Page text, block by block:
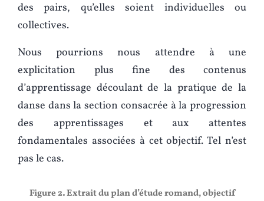
des pairs, qu’elles soient individuelles ou
collectives.
Nous pourrions nous attendre à une
explicitation plus fine des contenus
d’apprentissage découlant de la pratique de la
danse dans la section consacrée à la progression
des apprentissages et aux attentes
fondamentales associées à cet objectif. Tel n’est
pas le cas.
Figure 2. Extrait du plan d’étude romand, objectif